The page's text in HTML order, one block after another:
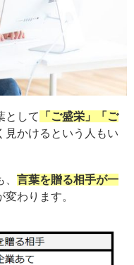
として
「ご盛栄」「ご
見かけるという人もい
言葉を贈る相手が一
わります。